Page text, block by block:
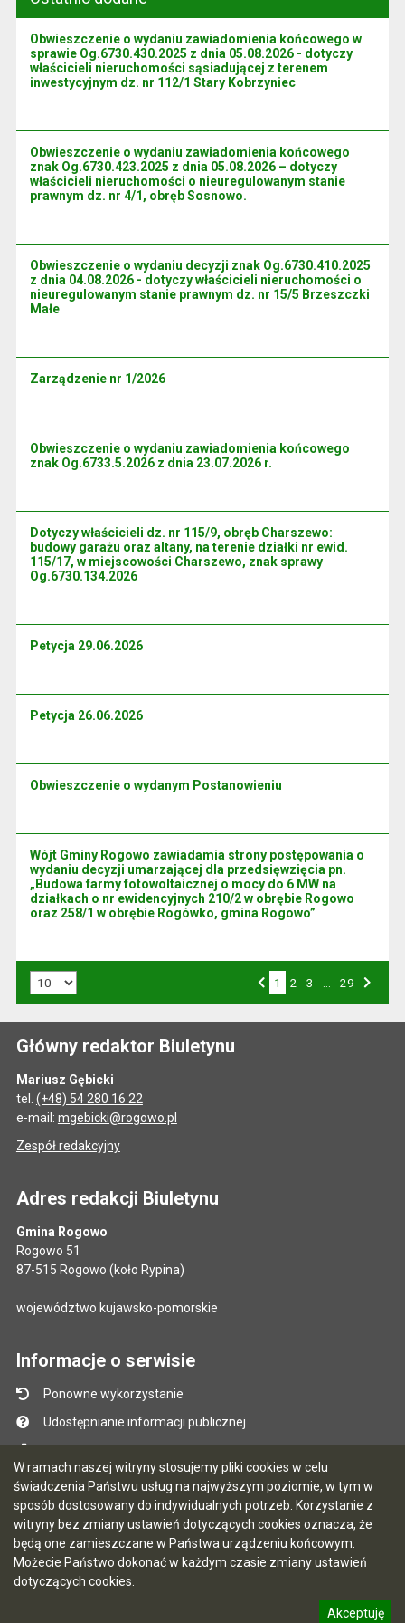
W ramach naszej witryny stosujemy pliki cookies w celu
świadczenia Państwu usług na najwyższym poziomie, w tym w
sposób dostosowany do indywidualnych potrzeb. Korzystanie z
witryny bez zmiany ustawień dotyczących cookies oznacza, że
będą one zamieszczane w Państwa urządzeniu końcowym.
Możecie Państwo dokonać w każdym czasie zmiany ustawień
dotyczących cookies.
Akceptuję
Obwieszczenie o wydaniu zawiadomienia końcowego w
sprawie Og.6730.430.2025 z dnia 05.08.2026 - dotyczy
właścicieli nieruchomości sąsiadującej z terenem
inwestycyjnym dz. nr 112/1 Stary Kobrzyniec
Obwieszczenie o wydaniu zawiadomienia końcowego
znak Og.6730.423.2025 z dnia 05.08.2026 – dotyczy
właścicieli nieruchomości o nieuregulowanym stanie
prawnym dz. nr 4/1, obręb Sosnowo.
Obwieszczenie o wydaniu decyzji znak Og.6730.410.2025
z dnia 04.08.2026 - dotyczy właścicieli nieruchomości o
nieuregulowanym stanie prawnym dz. nr 15/5 Brzeszczki
Małe
Zarządzenie nr 1/2026
Obwieszczenie o wydaniu zawiadomienia końcowego
znak Og.6733.5.2026 z dnia 23.07.2026 r.
Dotyczy właścicieli dz. nr 115/9, obręb Charszewo:
budowy garażu oraz altany, na terenie działki nr ewid.
115/17, w miejscowości Charszewo, znak sprawy
Og.6730.134.2026
Petycja 29.06.2026
Petycja 26.06.2026
Obwieszczenie o wydanym Postanowieniu
Wójt Gminy Rogowo zawiadamia strony postępowania o
wydaniu decyzji umarzającej dla przedsięwzięcia pn.
„Budowa farmy fotowoltaicznej o mocy do 6 MW na
działkach o nr ewidencyjnych 210/2 w obrębie Rogowo
oraz 258/1 w obrębie Rogówko, gmina Rogowo”
1 2 3 29
Główny redaktor Biuletynu
Mariusz Gębicki
tel. (+48) 54 280 16 22
e-mail: mgebicki@rogowo.pl
Zespół redakcyjny
Adres redakcji Biuletynu
Gmina Rogowo
Rogowo 51
87-515 Rogowo (koło Rypina)
województwo kujawsko-pomorskie
Informacje o serwisie
Ponowne wykorzystanie
Udostępnianie informacji publicznej
Instrukcja obsługi
Statystyki oglądalności
Ostatnio dodane
Ostatnia aktualizacja BIP: 05.08.2026 16:52
CMS i hosting: Logonet Sp. z o.o. w Bydgoszczy